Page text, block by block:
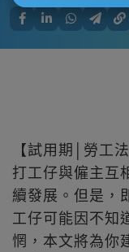
【試用期│勞工
打工仔與僱主互
續發展。但是，
工仔可能因不知
惘，本文將為你